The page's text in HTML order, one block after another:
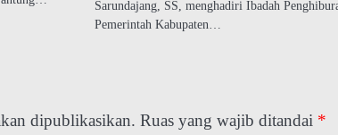
Sarundajang, SS, menghadiri Ibadah
Pemerintah Kabupaten…
dipublikasikan. Ruas yang wajib ditandai *